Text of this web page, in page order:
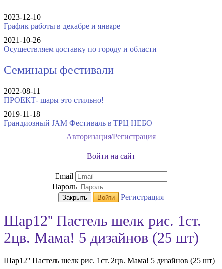
2023-12-10
График работы в декабре и январе
2021-10-26
Осуществляем доставку по городу и области
Семинары фестивали
2022-08-11
ПРОЕКТ- шары это стильно!
2019-11-18
Грандиозный JAM Фестиваль в ТРЦ НЕБО
Авторизация/Регистрация
Войти на сайт
Email
Пароль
Закрыть Войти Регистрация
Шар12'' Пастель шелк рис. 1ст.
2цв. Мама! 5 дизайнов (25 шт)
Шар12'' Пастель шелк рис. 1ст. 2цв. Мама! 5 дизайнов (25 шт)